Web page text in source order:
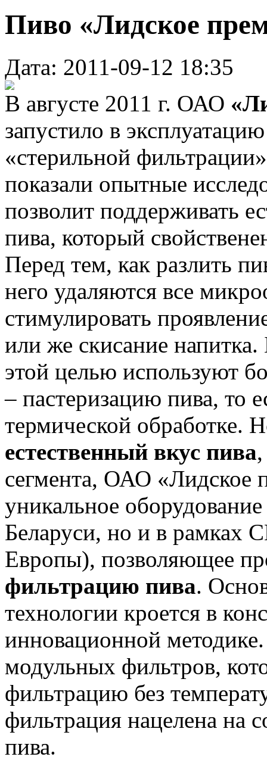
Пиво «Лидское
Дата: 2011-09-12 18:35
В августе 2011 г. ОАО
запустило в
«стерильной
показали опытные
позволит поддерживать
пива, который
Перед тем, как разлить
него удаляются все
стимулировать
или же скисание
этой целью используют
– пастеризацию пива, то
термической обработке.
естественный вкус пива
сегмента, ОАО «Лидское
уникальное
Беларуси, но и в рамках
Европы), позволяющее
фильтрацию пива.
технологии кроется в
инновационной
модульных фильтров,
фильтрацию без
фильтрация нацелена на
пива.